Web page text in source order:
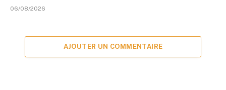
06/08/2026
AJOUTER UN COMMENTAIRE